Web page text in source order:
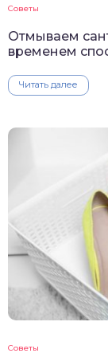
Советы
Отмываем
временем
Читать далее
Советы